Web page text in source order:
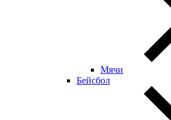
Мячи
Бейсбол